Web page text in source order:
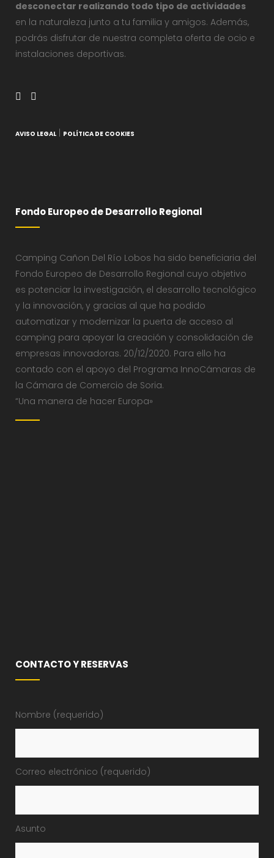
desconectar realizando todo tipo de actividades
en la naturaleza junto a tu familia y amigos. Además,
podrás disfrutar de nuestra completa oferta de ocio e
instalaciones deportivas.
AVISO LEGAL POLÍTICA DE COOKIES
Fondo Europeo de Desarrollo Regional
Camping Cañon Del Río Lobos ha sido beneficiaria del
Fondo Europeo de Desarrollo Regional cuyo objetivo
es potenciar la investigación, el desarrollo tecnológico
y la innovación, y gracias al que ha podido
automatizar y modernizar la puerta de acceso al
camping para apoyar la creación y consolidación de
empresas innovadoras. 20/12/2020. Para ello ha
contado con el apoyo del Programa InnoCámaras de
la Cámara de Comercio de Soria.
“Una manera de hacer Europa»
CONTACTO Y RESERVAS
Nombre (requerido)
Correo electrónico (requerido)
Asunto